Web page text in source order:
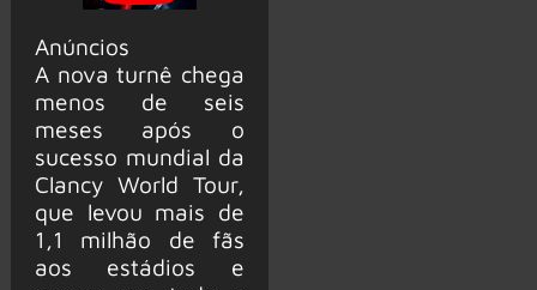
Anúncios
A nova turnê chega
menos de seis
meses após o
sucesso mundial da
Clancy World Tour,
que levou mais de
1,1 milhão de fãs
aos estádios e